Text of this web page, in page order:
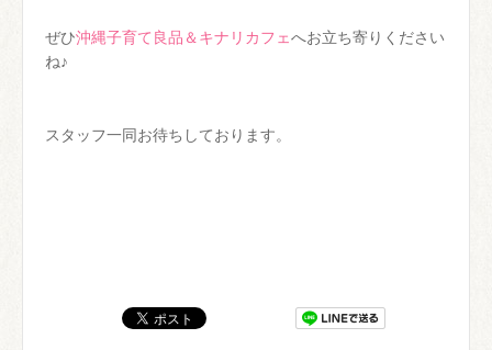
ぜひ沖縄子育て良品＆キナリカフェへお立ち寄りください
ね♪
スタッフ一同お待ちしております。